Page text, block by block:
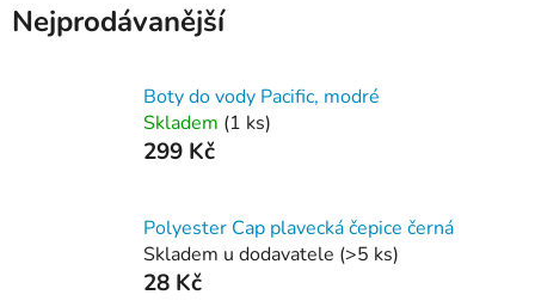
Nejprodávanější
Boty do vody Pacific, modré
Skladem (1 ks)
299 Kč
Polyester Cap plavecká čepice černá
Skladem u dodavatele (>5 ks)
28 Kč